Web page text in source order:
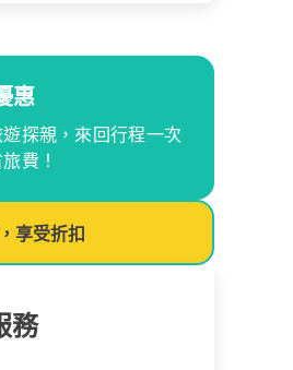
惠
探親，來回行程一次
費！
享受折扣
務